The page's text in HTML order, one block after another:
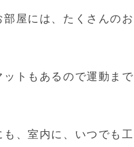
部屋には、たくさんの
ットもあるので運動ま
も、室内に、いつでも